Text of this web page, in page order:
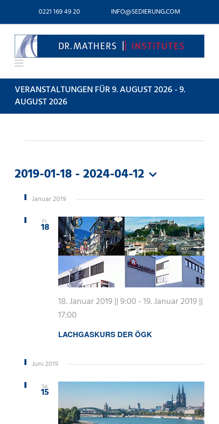
0221 169 49 20 INFO@SEDIERUNG.COM
VERANSTALTUNGEN FÜR 9. AUGUST 2026 - 9.
AUGUST 2026
2019-01-18 - 2024-04-12
Datum
wählen.
Januar 2019
Fr.
18
LACHGASKURS DER ÖGK
18. Januar 2019 || 9:00 -19. Januar 2019 ||
17:00
Juni 2019
Sa.
15